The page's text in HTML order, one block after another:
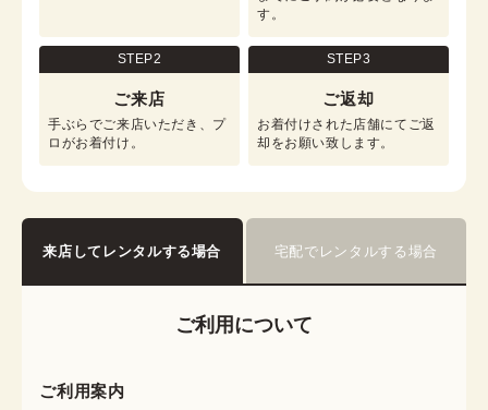
す。
STEP2
ご来店
手ぶらでご来店いただき、プ
ロがお着付け。
STEP3
ご返却
お着付けされた店舗にてご返
却をお願い致します。
来店してレンタルする場合 宅配でレンタルする場合
ご利用について
ご利用案内